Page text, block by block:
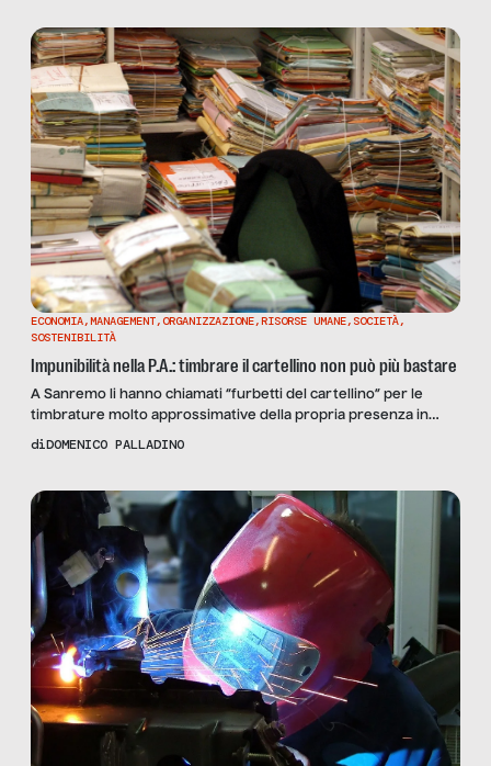
per la crescita dell’economia italiana. Per tale […]
ECONOMIA,MANAGEMENT,ORGANIZZAZIONE,RISORSE UMANE, SOCIETÀ,
SOSTENIBILITÀ
Impunibilità nella P.A.: timbrare il cartellino non può più bastare
A Sanremo li hanno chiamati “furbetti del cartellino” per le
timbrature molto approssimative della propria presenza in
ufficio, ma un merito va loro riconosciuto: quello di aver portato
prevede il licenziamento per chi attesta fraudolentemente […]
diDOMENICO PALLADINO